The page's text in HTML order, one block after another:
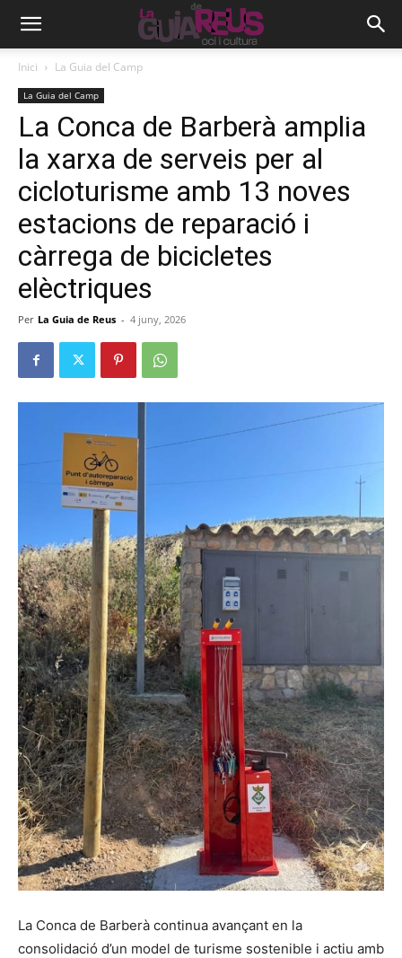
Inici La Guia del Camp
La Guia del Camp
La Conca de Barberà amplia
la xarxa de serveis per al
cicloturisme amb 13 noves
estacions de reparació i
càrrega de bicicletes
elèctriques
Per La Guia de Reus - 4 juny, 2026
La Conca de Barberà continua avançant en la
consolidació d’un model de turisme sostenible i actiu amb